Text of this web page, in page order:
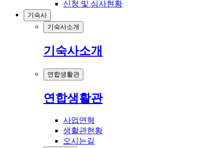
신청 및 심사현황
기숙사
기숙사소개
기숙사소개
연합생활관
연합생활관
사업연혁
생활관현황
오시는길